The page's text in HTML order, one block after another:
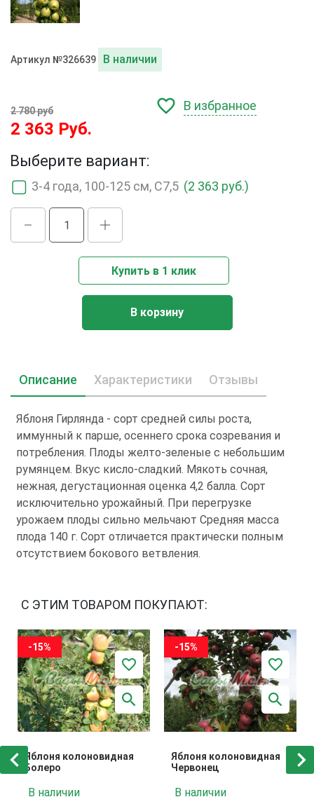
Артикул №326639 В наличии
2 780 руб
2 363 Руб.
В избранное
Выберите вариант:
3-4 года, 100-125 см, С7,5 (2 363 руб.)
Купить в 1 клик
В корзину
Описание Характеристики Отзывы
Яблоня Гирлянда - сорт средней силы роста,
иммунный к парше, осеннего срока созревания и
потребления. Плоды желто-зеленые с небольшим
румянцем. Вкус кисло-сладкий. Мякоть сочная,
нежная, дегустационная оценка 4,2 балла. Сорт
исключительно урожайный. При перегрузке
урожаем плоды сильно мельчают Средняя масса
плода 140 г. Сорт отличается практически полным
отсутствием бокового ветвления.
С ЭТИМ ТОВАРОМ ПОКУПАЮТ:
-15%
Яблоня колоновидная
Болеро
В наличии
-15%
Яблоня колоновидная
Червонец
В наличии